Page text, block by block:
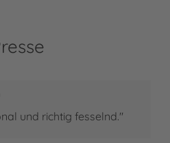
und richtig fesselnd."